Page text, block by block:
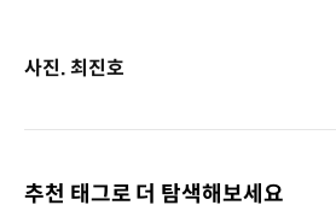
사진. 최진호
추천 태그로 더 탐색해보세요